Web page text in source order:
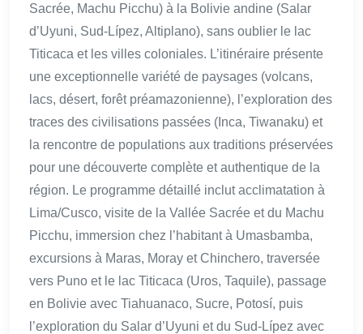
Sacrée, Machu Picchu) à la Bolivie andine (Salar
d’Uyuni, Sud-Lípez, Altiplano), sans oublier le lac
Titicaca et les villes coloniales. L’itinéraire présente
une exceptionnelle variété de paysages (volcans,
lacs, désert, forêt préamazonienne), l’exploration des
traces des civilisations passées (Inca, Tiwanaku) et
la rencontre de populations aux traditions préservées
pour une découverte complète et authentique de la
région. Le programme détaillé inclut acclimatation à
Lima/Cusco, visite de la Vallée Sacrée et du Machu
Picchu, immersion chez l’habitant à Umasbamba,
excursions à Maras, Moray et Chinchero, traversée
vers Puno et le lac Titicaca (Uros, Taquile), passage
en Bolivie avec Tiahuanaco, Sucre, Potosí, puis
l’exploration du Salar d’Uyuni et du Sud-Lípez avec